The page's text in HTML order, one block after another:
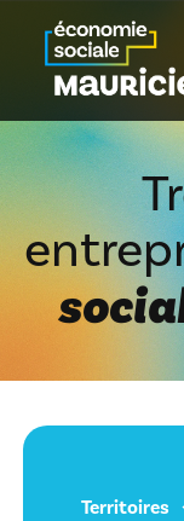
Territoires